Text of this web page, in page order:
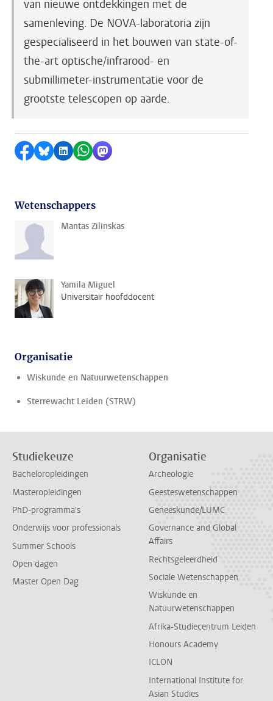
van nieuwe ontdekkingen met de
samenleving. De NOVA-laboratoria zijn
gespecialiseerd in het bouwen van state-of-
the-art optische/infrarood- en
submillimeter-instrumentatie voor de
grootste telescopen op aarde.
Delen op Facebook
Delen via Bluesky
Delen op LinkedIn
Delen via WhatsApp
Delen via Mastodon
Wetenschappers
Mantas Zilinskas
Yamila Miguel
Universitair hoofddocent
Organisatie
Wiskunde en Natuurwetenschappen
Sterrewacht Leiden (STRW)
Studiekeuze
Bacheloropleidingen
Masteropleidingen
PhD-programma's
Onderwijs voor professionals
Summer Schools
Open dagen
Master Open Dag
Organisatie
Archeologie
Geesteswetenschappen
Geneeskunde/LUMC
Governance and Global
Affairs
Rechtsgeleerdheid
Sociale Wetenschappen
Wiskunde en
Natuurwetenschappen
Afrika-Studiecentrum Leiden
Honours Academy
ICLON
International Institute for
Asian Studies